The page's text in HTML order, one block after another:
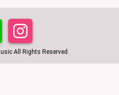
All Rights Reserved.